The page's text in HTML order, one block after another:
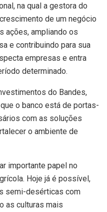
na qual a gestora do
de um negócio
ações, ampliando os
e contribuindo para sua
empresas e entra
determinado.
do Bandes,
o banco está de portas-
com as soluções
o ambiente de
importante papel no
Hoje já é possível,
semi-desérticas com
as culturas mais